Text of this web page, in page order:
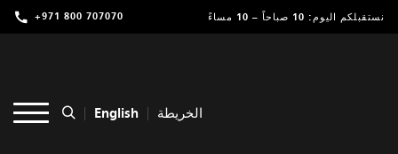
نستقبلكم اليوم: 10 صباحاً – 10 مساءً +971 800 707070 تسوق
الخريطة English